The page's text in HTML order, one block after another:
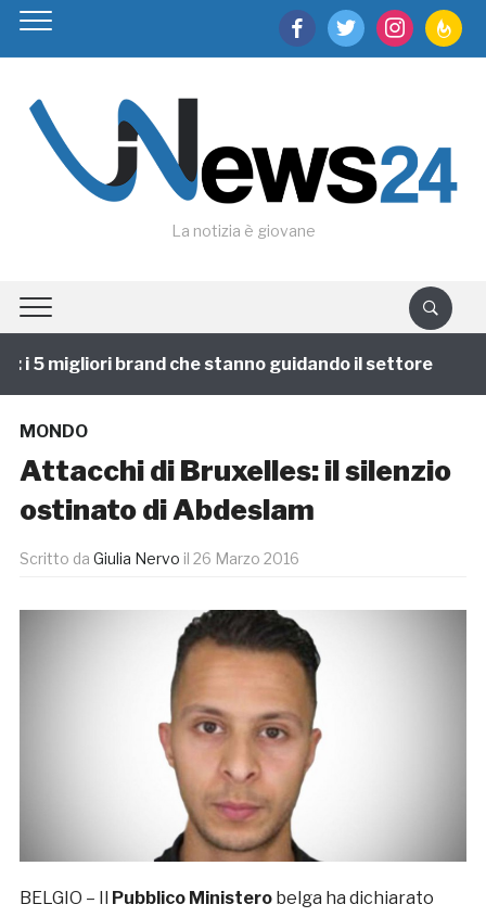
facebooktwitter instagram
La notizia è giovane
5 migliori brand che stanno guidando il settore
MONDO
Attacchi di Bruxelles: il silenzio
ostinato di Abdeslam
Scritto da Giulia Nervo il 26 Marzo 2016
BELGIO – Il Pubblico Ministerobelga ha dichiarato